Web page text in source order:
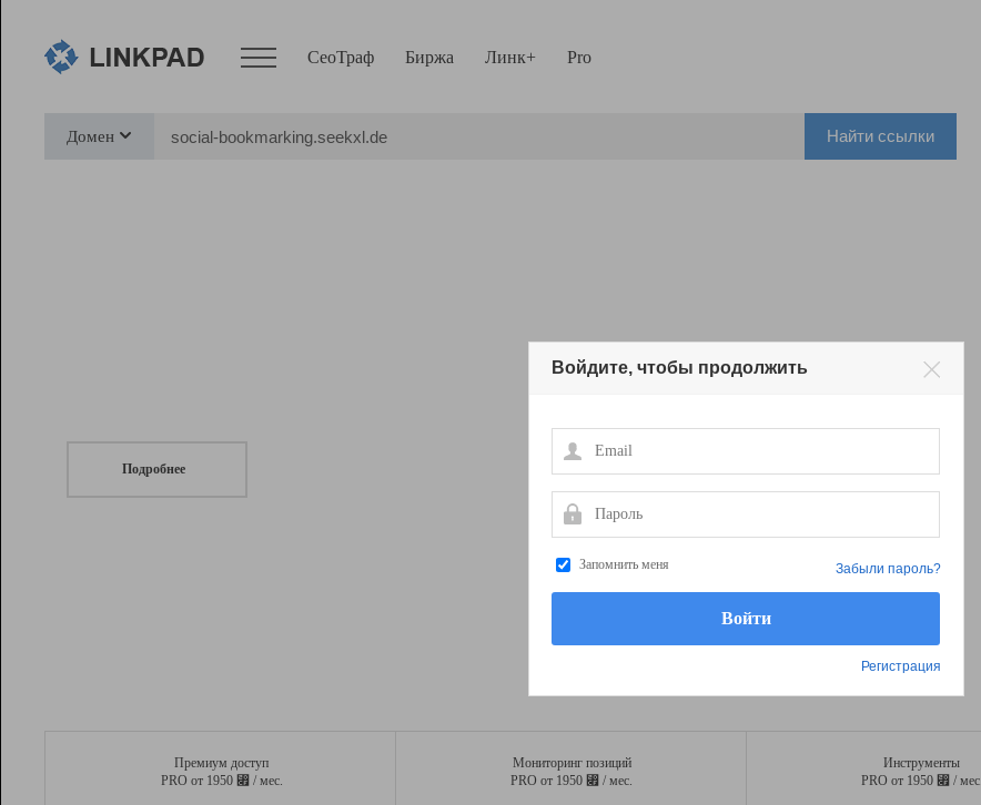
СеоТраф Биржа Линк+ Pro
Домен Найти ссылки
Подробнее
Премиум доступ
PRO от 1950 ⃏ / мес.
Мониторинг позиций
PRO от 1950 ⃏ / мес.
Инструменты
PRO от 1950 ⃏ / мес.
Войдите, чтобы продолжить
Email
Пароль
Запомнить меня
Регистрация
Забыли пароль?